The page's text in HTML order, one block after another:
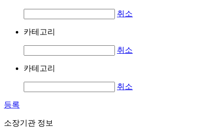
취소
카테고리
취소
카테고리
취소
등록
소장기관 정보